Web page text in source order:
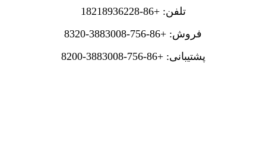
تلفن: +86-18218936228
فروش: +86-756-3883008-8320
پشتیبانی: +86-756-3883008-8200